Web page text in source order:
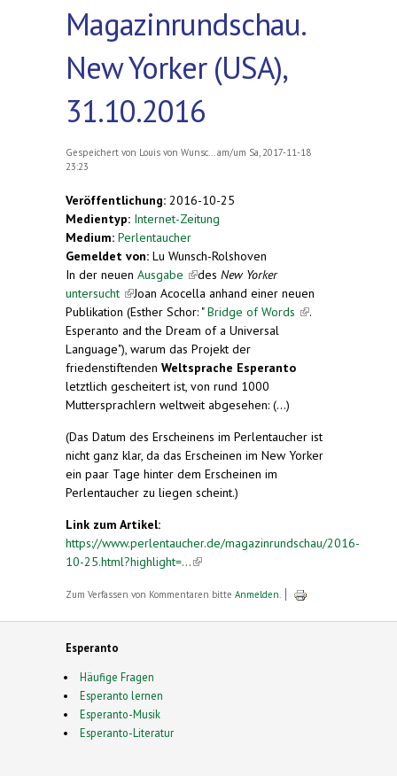
Magazinrundschau.
New Yorker (USA),
31.10.2016
Gespeichert von Louis von Wunsc...
am/um Sa, 2017-11-18
23:23
Veröffentlichung: 2016-10-25
Medientyp: Internet-Zeitung
Medium: Perlentaucher
Gemeldet von: Lu Wunsch-Rolshoven
In der neuen Ausgabe (link is external)
des New Yorker
untersucht (link is external)
Joan Acocella anhand einer neuen
Publikation (Esther Schor: "Bridge of Words (link is
.
Esperanto and the Dream of a Universal
Language"), warum das Projekt der
friedenstiftenden Weltsprache Esperanto
letztlich gescheitert ist, von rund 1000
Muttersprachlern weltweit abgesehen: (...)
(Das Datum des Erscheinens im Perlentaucher ist
nicht ganz klar, da das Erscheinen im New Yorker
ein paar Tage hinter dem Erscheinen im
Perlentaucher zu liegen scheint.)
Link zum Artikel:
https://www.perlentaucher.de/magazinrundschau/2016-
10-25.html?highlight=...(link is external)
Zum Verfassen von Kommentaren bitte Anmelden
Esperanto
Häufige Fragen
Esperanto lernen
Esperanto-Musik
Esperanto-Literatur